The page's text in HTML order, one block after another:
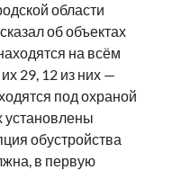
области
об объектах
на всём
29, 12 из них —
под охраной
обустройства
в первую